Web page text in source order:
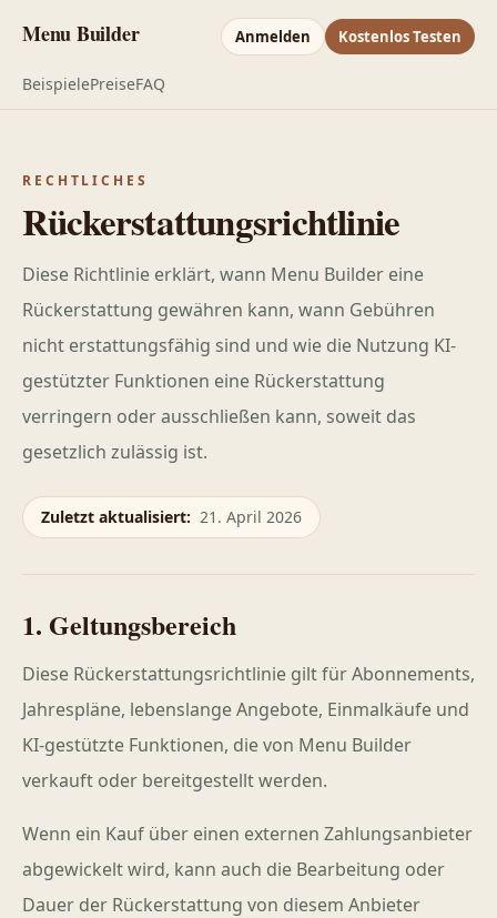
Menu Builder Anmelden Kostenlos Testen
BeispielePreiseFAQ
RECHTLICHES
Rückerstattungsrichtlinie
Diese Richtlinie erklärt, wann Menu Builder eine
Rückerstattung gewähren kann, wann Gebühren
nicht erstattungsfähig sind und wie die Nutzung KI-
gestützter Funktionen eine Rückerstattung
verringern oder ausschließen kann, soweit das
gesetzlich zulässig ist.
Zuletzt aktualisiert: 21. April 2026
1. Geltungsbereich
Diese Rückerstattungsrichtlinie gilt für Abonnements,
Jahrespläne, lebenslange Angebote, Einmalkäufe und
KI-gestützte Funktionen, die von Menu Builder
verkauft oder bereitgestellt werden.
Wenn ein Kauf über einen externen Zahlungsanbieter
abgewickelt wird, kann auch die Bearbeitung oder
Dauer der Rückerstattung von diesem Anbieter